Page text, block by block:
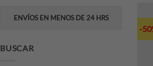
ENVÍOS EN MENOS DE 24 HRS
BUSCAR
-